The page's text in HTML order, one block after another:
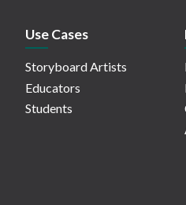
Use Cases
Storyboard Artists
Educators
Students